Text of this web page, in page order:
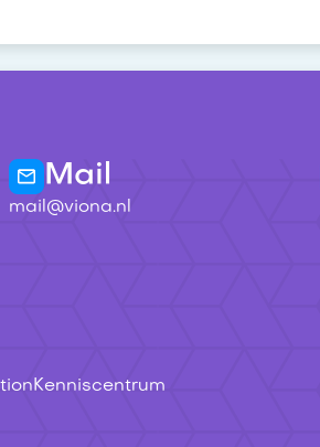
Mail
mail@viona.nl
Kenniscentrum